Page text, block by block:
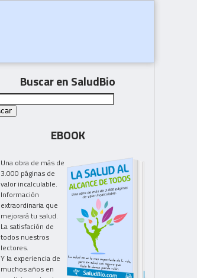
Buscar en SaludBio
EBOOK
Una obra de más de
3.000 páginas de
valor incalculable.
Información
extraordinaria que
mejorará tu salud.
La satisfación de
todos nuestros
lectores.
Y la experiencia de
muchos años en